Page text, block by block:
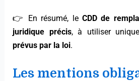
👉 En résumé, le CDD de
juridique précis, à utiliser
prévus par la loi.
Les mentions